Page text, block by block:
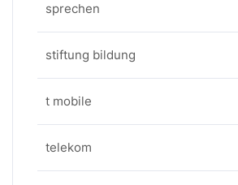
sprechen
stiftung bildung
t mobile
telekom